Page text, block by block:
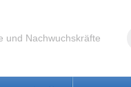
und Nachwuchskräfte